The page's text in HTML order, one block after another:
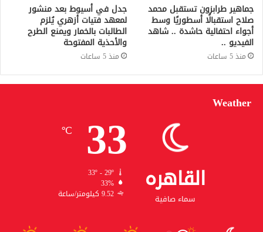
جماهير طرابزون تستقبل محمد
صلاح استقبالًا أسطوريًا وسط
أجواء احتفالية حاشدة .. شاهد
الفيديو ..
منذ 5 ساعات
جدل في أسيوط بعد منشور
لمعهد فتيات أزهري يُلزم
الطالبات بالخمار ويمنع الطرح
والأحذية المفتوحة
منذ 5 ساعات
Weather
القاهره
سماء صافية
33
℃
33º - 29º
33%
9.52 كيلومتر/ساعة